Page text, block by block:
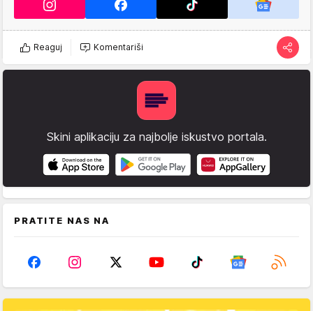
Reaguj Komentariši
Skini aplikaciju za najbolje iskustvo portala.
PRATITE NAS NA